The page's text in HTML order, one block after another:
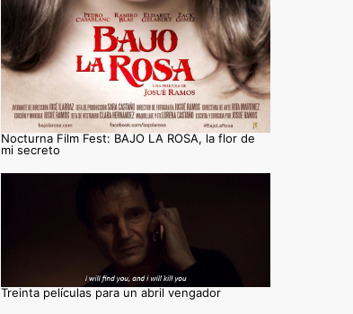
Nocturna Film Fest: BAJO LA ROSA, la flor de
mi secreto
Treinta películas para un abril vengador